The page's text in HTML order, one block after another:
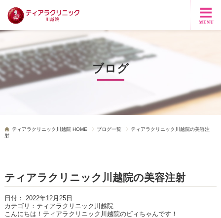
ブログ
ティアラクリニック川越院 HOME ブログ一覧
ティアラクリニック川越院の美容注
射
ティアラクリニック川越院の美容注射
日付： 2022年12月25日
カテゴリ： ティアラクリニック川越院
こんにちは！ティアラクリニック川越院のピィちゃんです！